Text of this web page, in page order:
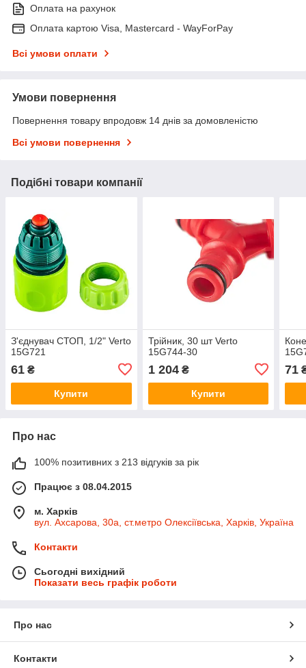
Оплата на рахунок
Оплата картою Visa, Mastercard - WayForPay
Всі умови оплати
Умови повернення
Повернення товару впродовж 14 днів за домовленістю
Всі умови повернення
Подібні товари компанії
З'єднувач СТОП, 1/2" Verto
15G721
61 ₴
Купити
Трійник, 30 шт Verto
15G744-30
1 204₴
Купити
71
Про нас
100% позитивних з 213 відгуків за рік
Працює з 08.04.2015
м. Харків
вул. Ахсарова, 30а, ст.метро Олексіївська, Харків, Україна
Контакти
Сьогодні вихідний
Показати весь графік роботи
Про нас
Контакти